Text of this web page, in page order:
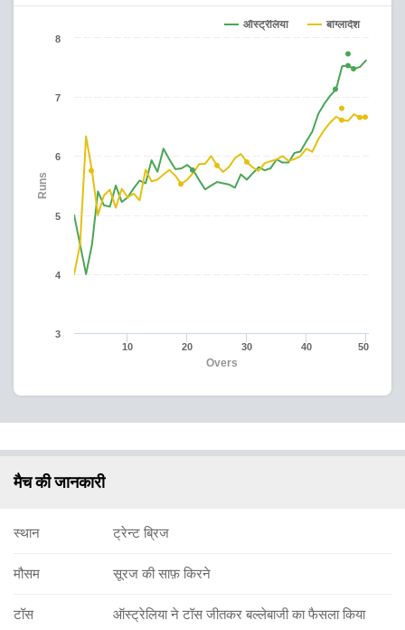
Overs
Runs
ऑस्ट्रेलिया बांग्लादेश
10 20 30 40 50
3
4
5
6
7
8
मैच की जानकारी
स्थान ट्रेन्ट ब्रिज
मौसम सूरज की साफ़ किरने
टॉस ऑस्ट्रेलिया ने टॉस जीतकर बल्लेबाजी का फैसला किया